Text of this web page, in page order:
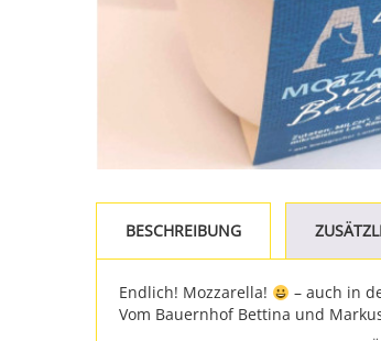
BESCHREIBUNG
Endlich! Mozzarella!
– auch in
Vom Bauernhof Bettina und